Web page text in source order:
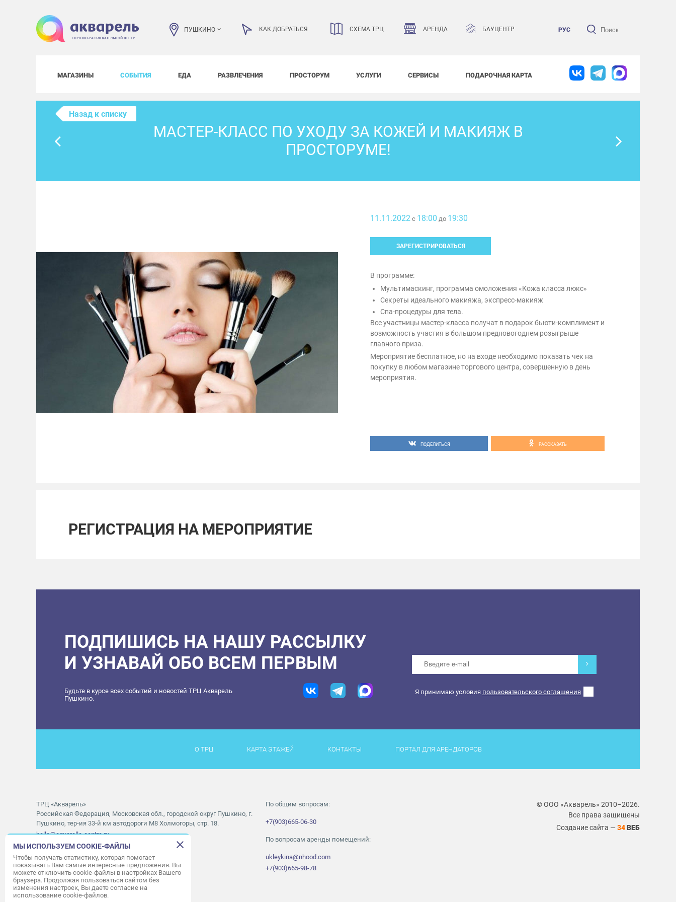
ПУШКИНО КАК ДОБРАТЬСЯ СХЕМА ТРЦ АРЕНДА БАУЦЕНТР РУС
МАГАЗИНЫ СОБЫТИЯ ЕДА РАЗВЛЕЧЕНИЯ ПРОСТОРУМ УСЛУГИ СЕРВИСЫ ПОДАРОЧНАЯ КАРТА
Назад к списку
МАСТЕР-КЛАСС ПО УХОДУ ЗА КОЖЕЙ И МАКИЯЖ В
ПРОСТОРУМЕ!
11.11.2022 с 18:00 до 19:30
ЗАРЕГИСТРИРОВАТЬСЯ
В программе:
Мультимаскинг, программа омоложения «Кожа класса люкс»
Секреты идеального макияжа, экспресс-макияж
Спа-процедуры для тела.
Все участницы мастер-класса получат в подарок бьюти-комплимент и
возможность участия в большом предновогоднем розыгрыше
главного приза.
Мероприятие бесплатное, но на входе необходимо показать чек на
покупку в любом магазине торгового центра, совершенную в день
мероприятия.
ПОДЕЛИТЬСЯ РАССКАЗАТЬ
РЕГИСТРАЦИЯ НА МЕРОПРИЯТИЕ
ПОДПИШИСЬ НА НАШУ РАССЫЛКУ
И УЗНАВАЙ ОБО ВСЕМ ПЕРВЫМ
Будьте в курсе всех событий и новостей ТРЦ Акварель
Пушкино.
Я принимаю условия пользовательского соглашения
О ТРЦ КАРТА ЭТАЖЕЙ КОНТАКТЫ ПОРТАЛ ДЛЯ АРЕНДАТОРОВ
ТРЦ «Акварель»
Российская Федерация, Московская обл., городской округ Пушкино, г.
Пушкино, тер-ия 33-й км автодороги М8 Холмогоры, стр. 18.
hello@aquarelle-centre.ru
Часы работы ТРЦ:с 10:00 до 22:00
Часы работы АШАН:с 07:30 до 23:00
Часы работы Мори Синема:с 10:00 до 01:00
По общим вопросам:
+7(903)665-06-30
По вопросам аренды помещений:
ukleykina@nhood.com
+7(903)665-98-78
© ООО «Акварель» 2010–2026.
Все права защищены
Создание сайта — 34ВЕБ
МЫ ИСПОЛЬЗУЕМ COOKIE-ФАЙЛЫ
Чтобы получать статистику, которая помогает
показывать Вам самые интересные предложения. Вы
можете отключить cookie-файлы в настройках Вашего
браузера. Продолжая пользоваться сайтом без
изменения настроек, Вы даете согласие на
использование cookie-файлов.